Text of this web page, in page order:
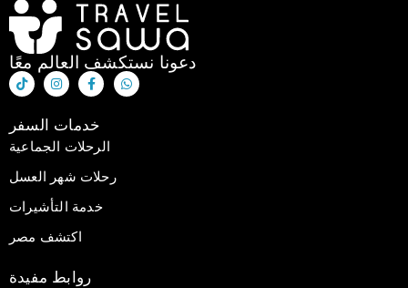
دعونا نستكشف العالم معًا
T
i
k
o
I
n
s
a
g
r
m
F
a
c
b
o
-
W
h
a
خدمات السفر
الرحلات الجماعية
رحلات شهر العسل
خدمة التأشيرات
اكتشف مصر
روابط مفيدة